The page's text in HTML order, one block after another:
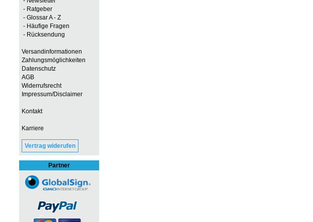
- Ratgeber
- Glossar A - Z
- Häufige Fragen
- Rücksendung
Versandinformationen
Zahlungsmöglichkeiten
Datenschutz
AGB
Widerrufsrecht
Impressum/Disclaimer
Kontakt
Karriere
Vertrag widerufen
Partner